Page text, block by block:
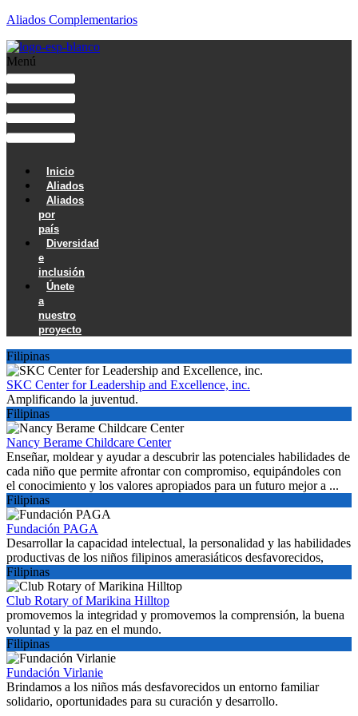
Aliados Complementarios
Menú
Inicio
Aliados
Aliados
por
país
Diversidad
e
inclusión
Únete
a
nuestro
proyecto
Filipinas
SKC Center for Leadership and Excellence, inc.
Amplificando la juventud.
Filipinas
Nancy Berame Childcare Center
Enseñar, moldear y ayudar a descubrir las potenciales habilidades de
cada niño que permite afrontar con compromiso, equipándoles con
el conocimiento y los valores apropiados para un futuro mejor a ...
Filipinas
Fundación PAGA
Desarrollar la capacidad intelectual, la personalidad y las habilidades
productivas de los niños filipinos amerasiáticos desfavorecidos,
Filipinas
Club Rotary of Marikina Hilltop
promovemos la integridad y promovemos la comprensión, la buena
voluntad y la paz en el mundo.
Filipinas
Fundación Virlanie
Brindamos a los niños más desfavorecidos un entorno familiar
solidario, oportunidades para su curación y desarrollo.